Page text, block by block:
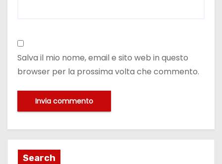
Salva il mio nome, email e sito web in questo
browser per la prossima volta che commento.
Search